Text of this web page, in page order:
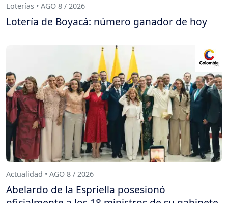
Loterías • AGO 8 / 2026
Lotería de Boyacá: número ganador de hoy
Actualidad • AGO 8 / 2026
Abelardo de la Espriella posesionó